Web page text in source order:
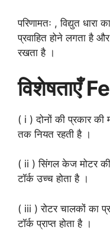
परिणामतः , विद्युत
प्रवाहित होने लगता है
रखता है ।
विशेषताएँ
( i ) दोनों की प्रकार की
तक नियत रहती है ।
( ii ) सिंगल केज मोटर की
टॉर्क उच्च होता है ।
( iii ) रोटर चालकों का
टॉर्क प्राप्त होता है ।